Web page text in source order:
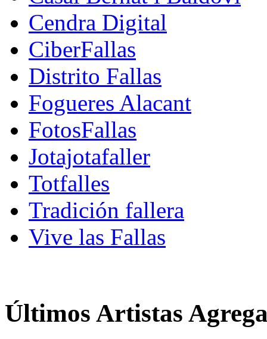
Cendra Digital
CiberFallas
Distrito Fallas
Fogueres Alacant
FotosFallas
Jotajotafaller
Totfalles
Tradición fallera
Vive las Fallas
Últimos Artistas